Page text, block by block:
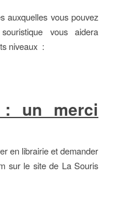
auxquelles vous pouvez
vous aidera
niveaux :
: un merci
en librairie et demander
sur le site de La Souris